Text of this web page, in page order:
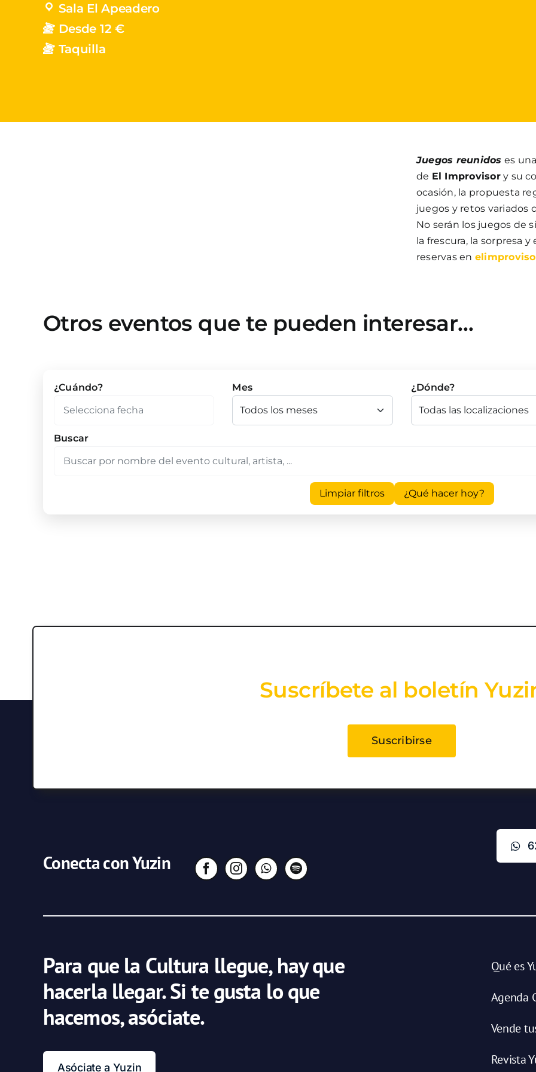
Sala El Apeadero
Desde 12 €
Taquilla
Juegos reunidos es
de El Improvisory su
ocasión, la propuesta
juegos y retos variados
No serán los juegos de
la frescura, la sorpresa
reservas en
Otros eventos que te pueden interesar…
¿Cuándo? Mes ¿Dónde?
Buscar
Limpiar filtros ¿Qué hacer hoy?
Suscríbete al boletín
Suscribirse
Conecta con Yuzin
Para que la Cultura llegue, hay que
hacerla llegar. Si te gusta lo que
hacemos, asóciate.
Asóciate a Yuzin
Qué es
Agenda
Vende
Revista